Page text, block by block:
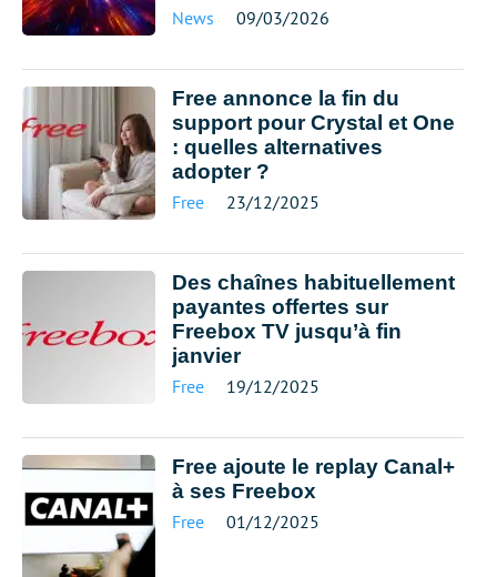
News 09/03/2026
Free annonce la fin du
support pour Crystal et One
: quelles alternatives
adopter ?
Free 23/12/2025
Des chaînes habituellement
payantes offertes sur
Freebox TV jusqu’à fin
janvier
Free 19/12/2025
Free ajoute le replay Canal+
à ses Freebox
Free 01/12/2025